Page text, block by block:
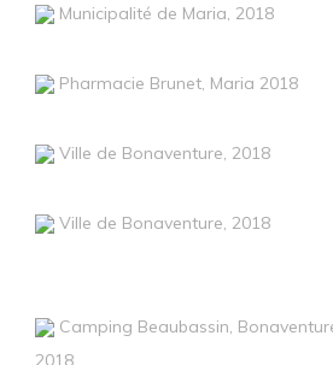
Municipalité de Maria, 2018
Pharmacie Brunet, Maria 2018
Ville de Bonaventure, 2018
Ville de Bonaventure, 2018
Camping Beaubassin,
2018